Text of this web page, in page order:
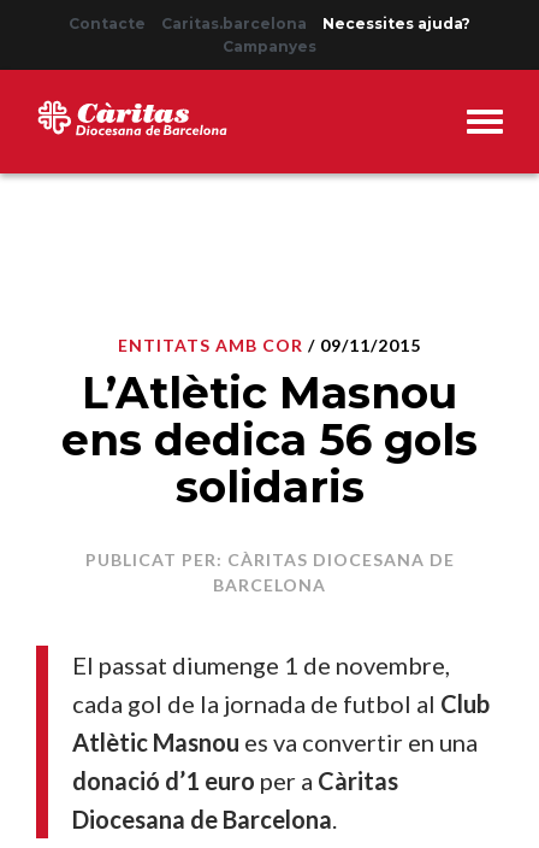
Contacte Caritas.barcelona
Necessites ajuda?
Campanyes
ENTITATS AMB COR / 09/11/2015
L’Atlètic Masnou
ens dedica 56 gols
solidaris
PUBLICAT PER: CÀRITAS DIOCESANA DE
BARCELONA
El passat diumenge 1 de novembre,
cada gol de la jornada de futbol al Club
Atlètic Masnou es va convertir en una
donació d’1 euro per a Càritas
Diocesana de Barcelona.